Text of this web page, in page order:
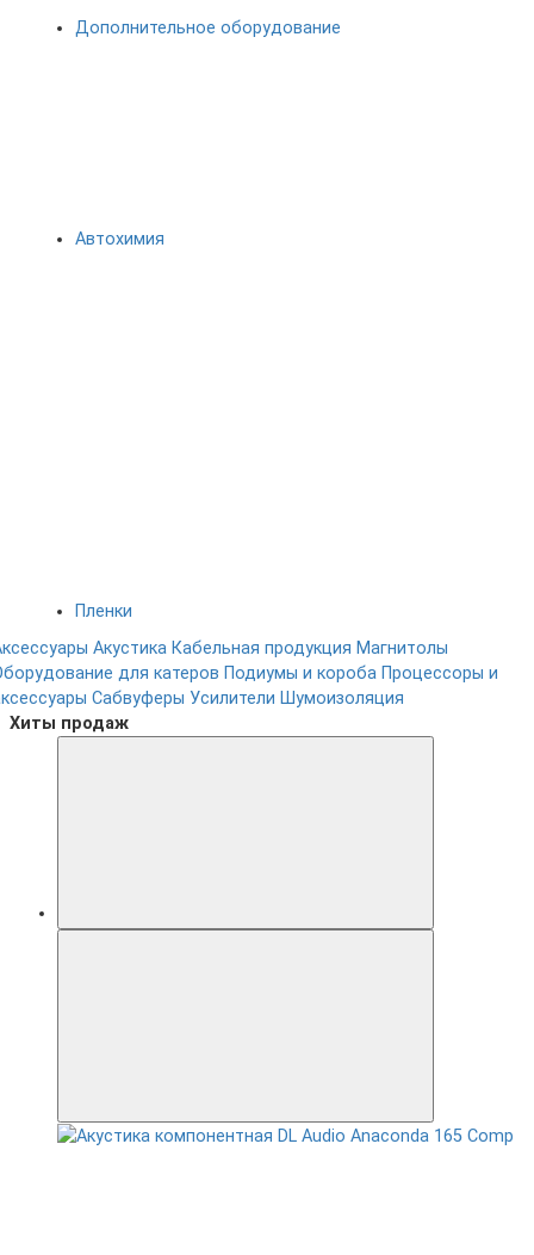
Дополнительное оборудование
Автохимия
Пленки
Акустика Кабельная продукция Магнитолы
для катеров Подиумы и короба Процессоры и
Сабвуферы Усилители Шумоизоляция
Хиты продаж